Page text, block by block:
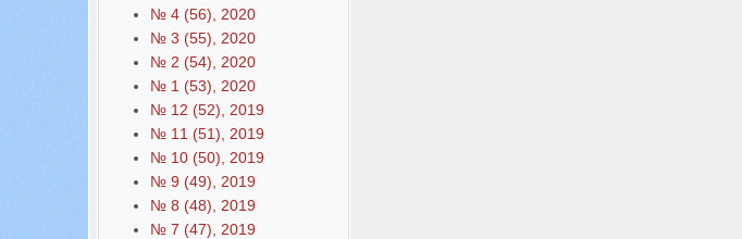
№ 4 (56), 2020
№ 3 (55), 2020
№ 2 (54), 2020
№ 1 (53), 2020
№ 12 (52), 2019
№ 11 (51), 2019
№ 10 (50), 2019
№ 9 (49), 2019
№ 8 (48), 2019
№ 7 (47), 2019